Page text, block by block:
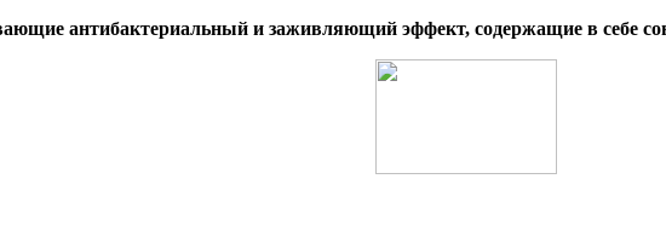
антибактериальный и заживляющий эффект, содержащие в себе